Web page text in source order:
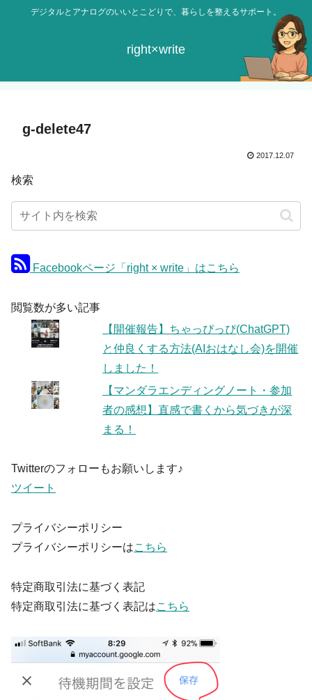
デジタルとアナログのいいとこどりで、暮らしを整えるサポート。
right×write
g-delete47
2017.12.07
検索
Facebookページ「right × write」はこちら
閲覧数が多い記事
【開催報告】ちゃっぴっぴ(ChatGPT)
と仲良くする方法(AIおはなし会)を開催
しました！
【マンダラエンディングノート・参加
者の感想】直感で書くから気づきが深
まる！
Twitterのフォローもお願いします♪
ツイート
プライバシーポリシー
プライバシーポリシーはこちら
特定商取引法に基づく表記
特定商取引法に基づく表記はこちら